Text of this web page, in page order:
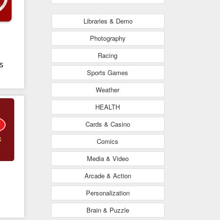
Libraries & Demo
Photography
Racing
Sports Games
Weather
HEALTH
Cards & Casino
Comics
Media & Video
Arcade & Action
Personalization
Brain & Puzzle